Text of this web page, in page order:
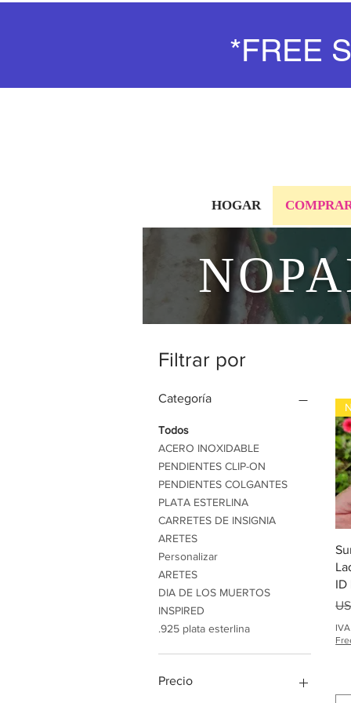
*FREE
HOGAR
Filtrar por
Categoría
Todos
ACERO INOXIDABLE
PENDIENTES CLIP-ON
PENDIENTES COLGANTES
PLATA ESTERLINA
CARRETES DE INSIGNIA
ARETES
Personalizar
ARETES
DIA DE LOS MUERTOS
INSPIRED
.925 plata esterlina
Precio
ID